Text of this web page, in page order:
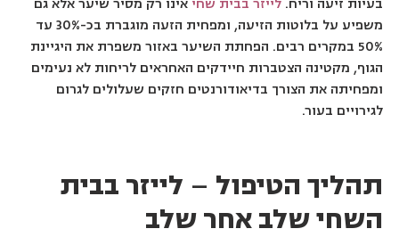
בעיות זיעה וריח. לייזר בבית שחי אינו רק מסיר שיער אלא גם
משפיע על בלוטות הזיעה, ומפחית הזעה מוגברת בכ-30% עד
50% במקרים רבים. הפחתת השיער באזור משפרת את היגיינת
הגוף, מקטינה הצטברות חיידקים האחראים לריחות לא נעימים
ומפחיתה את הצורך בדיאודורנטים חזקים שעלולים לגרום
לגירויים בעור.
תהליך הטיפול – לייזר בבית
השחי שלב אחר שלב